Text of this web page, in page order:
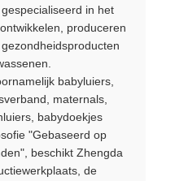
in het
produceren
babyluiers,
maternals,
babydoekjes
"Gebaseerd op
beschikt Zhengda
de